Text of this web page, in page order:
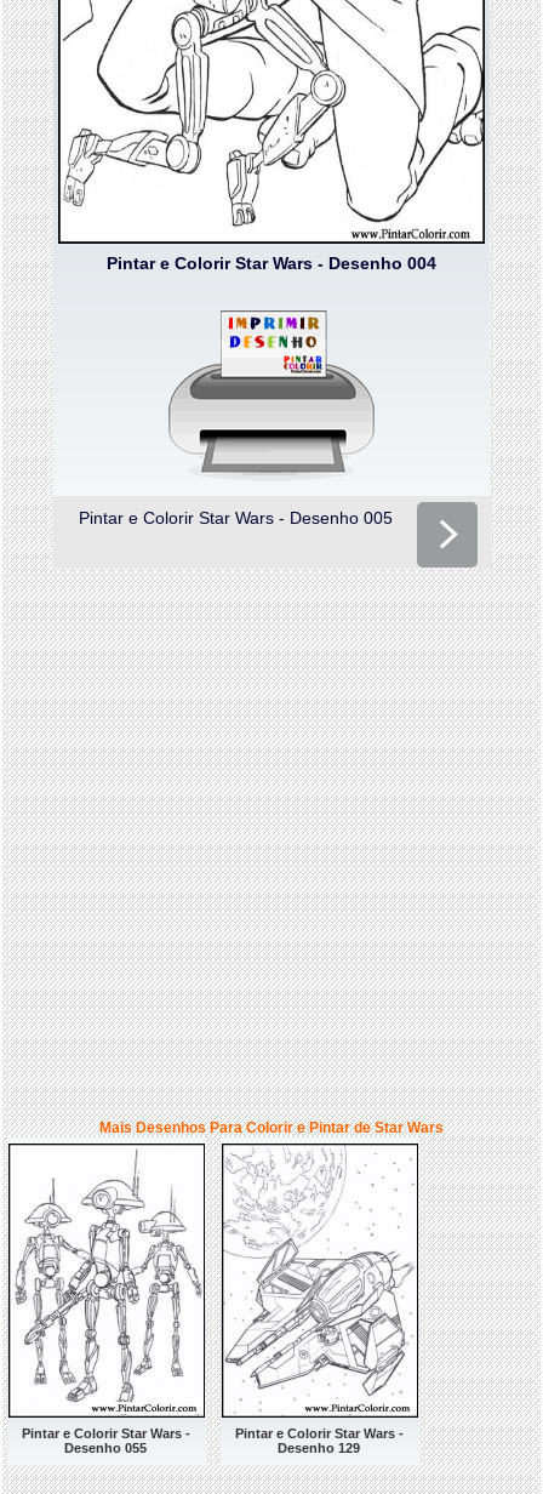
Pintar e Colorir Star Wars - Desenho 004
Pintar e Colorir Star Wars - Desenho 005
Mais Desenhos Para Colorir e Pintar de Star Wars
Pintar e Colorir Star Wars -
Desenho 055
Pintar e Colorir Star Wars -
Desenho 129